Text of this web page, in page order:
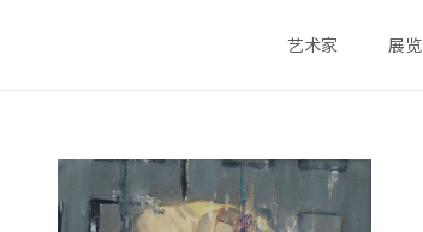
艺术家 展览